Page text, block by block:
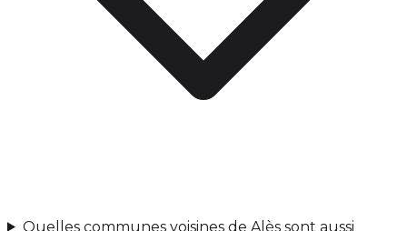
Quelles communes voisines de Alès sont aussi